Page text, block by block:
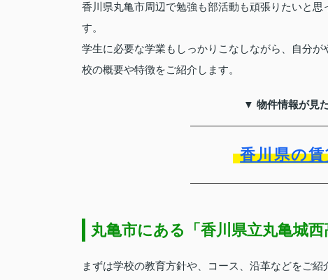
香川県丸亀市周辺で勉強も部活動も頑張りたいと
す。
学生に必要な学業もしっかりこなしながら、自分
校の概要や特徴をご紹介します。
▼ 物件情報が見
香川県の
丸亀市にある「香川県立丸亀城
まずは学校の教育方針や、コース、沿革などをご紹